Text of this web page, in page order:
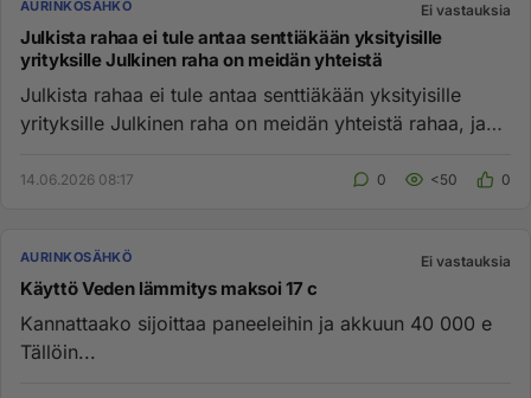
AURINKOSÄHKÖ Ei vastauksia
Julkista rahaa ei tule antaa senttiäkään yksityisille
yrityksille Julkinen raha on meidän yhteistä
Julkista rahaa ei tule antaa senttiäkään yksityisille
yrityksille Julkinen raha on meidän yhteistä rahaa, ja
14.06.2026 08:17 0 <50 0
AURINKOSÄHKÖ Ei vastauksia
Käyttö Veden lämmitys maksoi 17 c
Kannattaako sijoittaa paneeleihin ja akkuun 40 000 e
Tällöin...